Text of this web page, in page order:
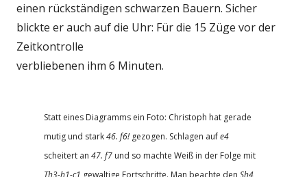
einen rückständigen schwarzen Bauern. Sicher
blickte er auch auf die Uhr: Für die 15 Züge vor der
Zeitkontrolle
verbliebenen ihm 6 Minuten.
Statt eines Diagramms ein Foto: Christoph hat gerade
mutig und stark46. f6!gezogen. Schlagen aufe4
scheitert an 47. f7 und so machte Weiß in der Folge mit
Th3-h1-c1 gewaltige Fortschritte. Man beachte den Sh4